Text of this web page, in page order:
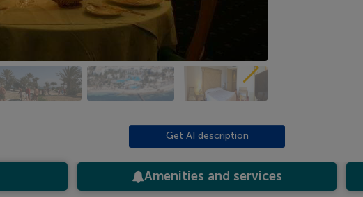
Get AI description
Amenities and services